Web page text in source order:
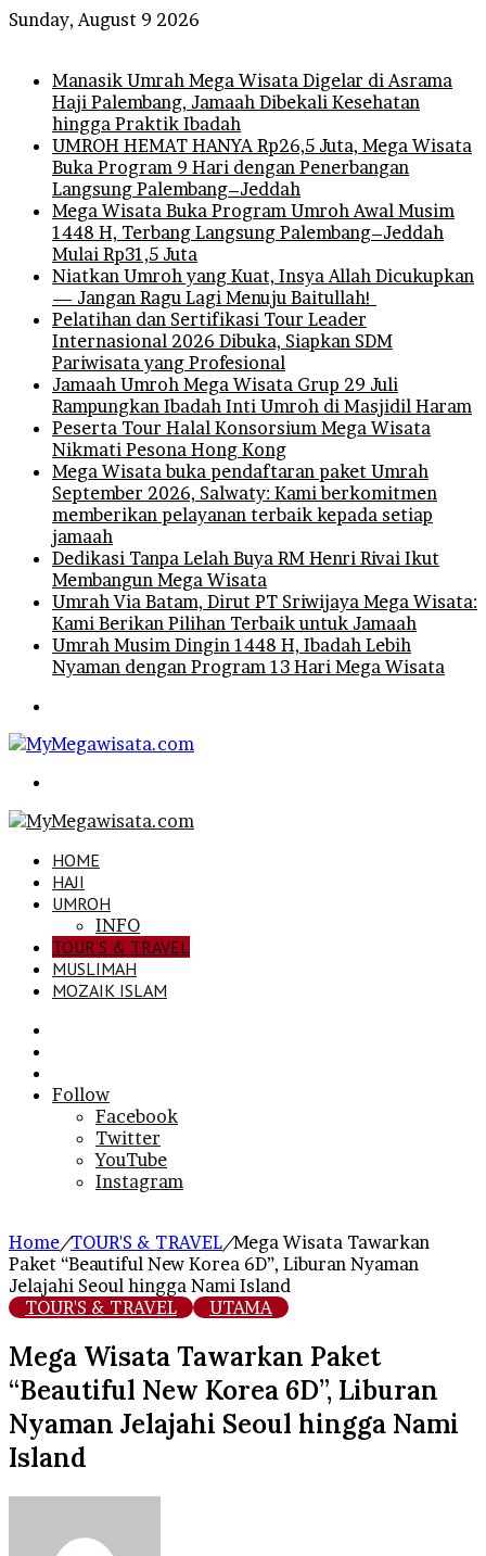
Sunday, August 9 2026
Manasik Umrah Mega Wisata Digelar di Asrama
Haji Palembang, Jamaah Dibekali Kesehatan
hingga Praktik Ibadah
UMROH HEMAT HANYA Rp26,5 Juta, Mega Wisata
Buka Program 9 Hari dengan Penerbangan
Langsung Palembang–Jeddah
Mega Wisata Buka Program Umroh Awal Musim
1448 H, Terbang Langsung Palembang–Jeddah
Mulai Rp31,5 Juta
Niatkan Umroh yang Kuat, Insya Allah Dicukupkan
— Jangan Ragu Lagi Menuju Baitullah!
Pelatihan dan Sertifikasi Tour Leader
Internasional 2026 Dibuka, Siapkan SDM
Pariwisata yang Profesional
Jamaah Umroh Mega Wisata Grup 29 Juli
Rampungkan Ibadah Inti Umroh di Masjidil Haram
Peserta Tour Halal Konsorsium Mega Wisata
Nikmati Pesona Hong Kong
Mega Wisata buka pendaftaran paket Umrah
September 2026, Salwaty: Kami berkomitmen
memberikan pelayanan terbaik kepada setiap
jamaah
Dedikasi Tanpa Lelah Buya RM Henri Rivai Ikut
Membangun Mega Wisata
Umrah Via Batam, Dirut PT Sriwijaya Mega Wisata:
Kami Berikan Pilihan Terbaik untuk Jamaah
Umrah Musim Dingin 1448 H, Ibadah Lebih
Nyaman dengan Program 13 Hari Mega Wisata
HOME
HAJI
UMROH
INFO
TOUR’S & TRAVEL
MUSLIMAH
MOZAIK ISLAM
In
Follow
Facebook
Twitter
YouTube
Instagram
Home/TOUR'S & TRAVEL/Mega Wisata Tawarkan
Paket “Beautiful New Korea 6D”, Liburan Nyaman
Jelajahi Seoul hingga Nami Island
TOUR'S & TRAVEL
UTAMA
Mega Wisata Tawarkan Paket
“Beautiful New Korea 6D”, Liburan
Nyaman Jelajahi Seoul hingga Nami
Island